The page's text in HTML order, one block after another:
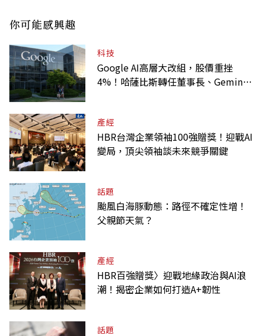
你可能感興趣
科技
Google AI高層大改組，股價重挫
4%！哈薩比斯轉任董事長、Gemini
產經
HBR台灣企業領袖100強贈獎！迎戰AI
變局，頂尖領袖談未來競爭關鍵
話題
颱風白海豚動態：路徑不確定性增！
父親節天氣？
產經
HBR百強贈獎〉迎戰地緣政治與AI浪
潮！揭密企業如何打造A+韌性
話題